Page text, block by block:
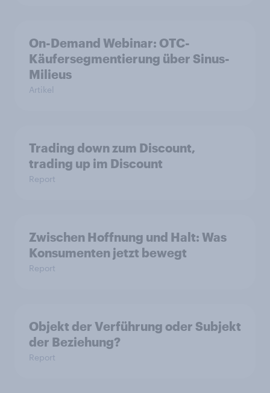
On-Demand Webinar: OTC-
Käufersegmentierung über Sinus-
Milieus
Artikel
Trading down zum Discount,
trading up im Discount
Report
Zwischen Hoffnung und Halt: Was
Konsumenten jetzt bewegt
Report
Objekt der Verführung oder Subjekt
der Beziehung?
Report